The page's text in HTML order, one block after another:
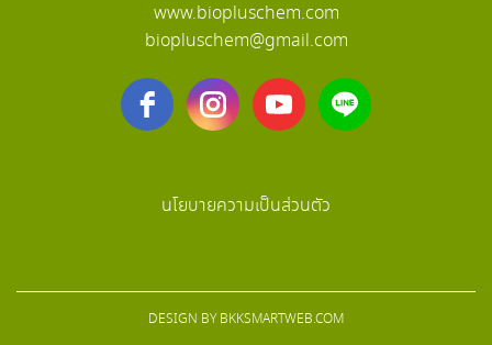
www.biopluschem.com
biopluschem@gmail.com
นโยบายความเป็นส่วนตัว
DESIGN BYBKKSMARTWEB.COM